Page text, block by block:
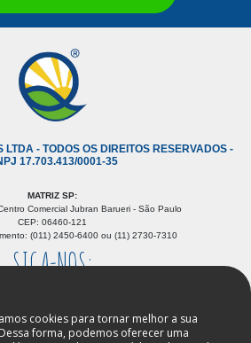
LTDA - TODOS OS DIREITOS RESERVADOS -
17.703.413/0001-35
MATRIZ SP:
Comercial Jubran Barueri - São Paulo
CEP: 06460-121
(011) 2450-6400 ou (11) 2730-7310
SIGA-NOS:
cookies para tornar melhor a sua
forma, podemos oferecer uma